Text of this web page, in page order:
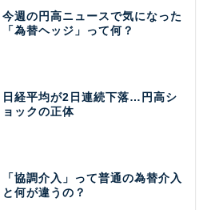
今週の円高ニュースで気になった
「為替ヘッジ」って何？
日経平均が2日連続下落…円高シ
ョックの正体
「協調介入」って普通の為替介入
と何が違うの？